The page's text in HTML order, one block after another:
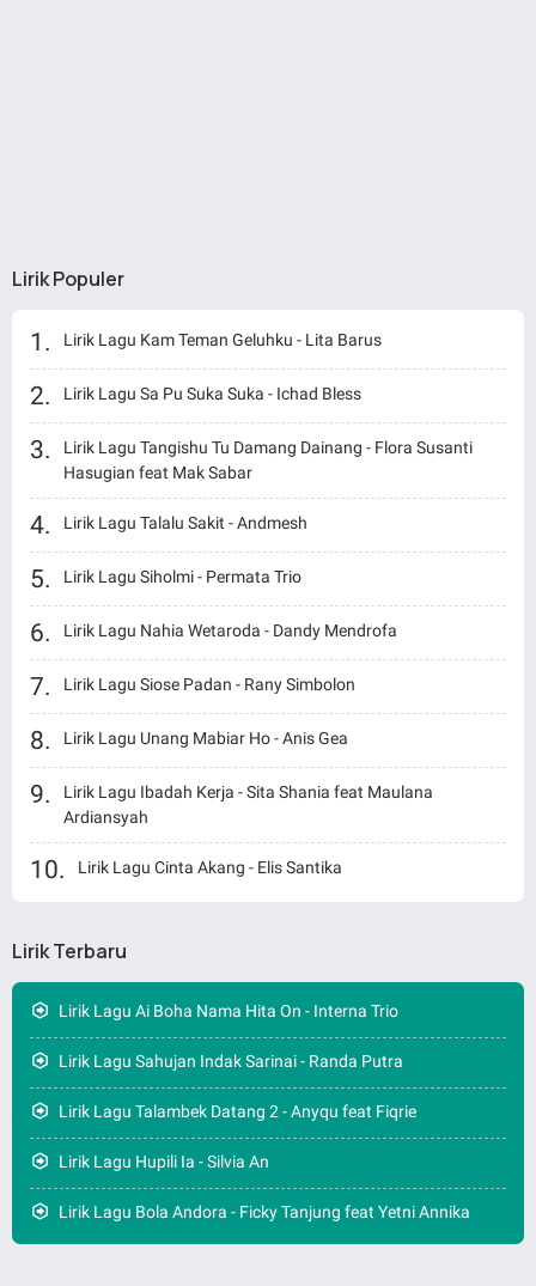
Lirik Populer
Lirik Lagu Kam Teman Geluhku - Lita Barus
Lirik Lagu Sa Pu Suka Suka - Ichad Bless
Lirik Lagu Tangishu Tu Damang Dainang - Flora Susanti
Hasugian feat Mak Sabar
Lirik Lagu Talalu Sakit - Andmesh
Lirik Lagu Siholmi - Permata Trio
Lirik Lagu Nahia Wetaroda - Dandy Mendrofa
Lirik Lagu Siose Padan - Rany Simbolon
Lirik Lagu Unang Mabiar Ho - Anis Gea
Lirik Lagu Ibadah Kerja - Sita Shania feat Maulana
Ardiansyah
Lirik Lagu Cinta Akang - Elis Santika
Lirik Terbaru
Lirik Lagu Ai Boha Nama Hita On - Interna Trio
Lirik Lagu Sahujan Indak Sarinai - Randa Putra
Lirik Lagu Talambek Datang 2 - Anyqu feat Fiqrie
Lirik Lagu Hupili Ia - Silvia An
Lirik Lagu Bola Andora - Ficky Tanjung feat Yetni Annika